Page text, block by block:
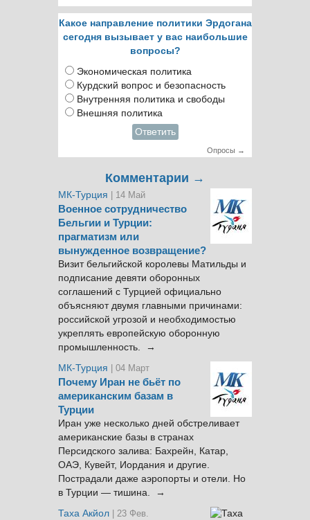
Какое направление политики Эрдогана
сегодня вызывает у вас наибольшие
вопросы?
Экономическая политика
Курдский вопрос и безопасность
Внутренняя политика и свободы
Внешняя политика
Ответить
Опросы →
Комментарии →
МК-Турция | 14 Май
Военное сотрудничество
Бельгии и Турции:
прагматизм или
вынужденное возвращение?
Визит бельгийской королевы Матильды и
подписание девяти оборонных
соглашений с Турцией официально
объясняют двумя главными причинами:
российской угрозой и необходимостью
укреплять европейскую оборонную
промышленность. →
МК-Турция
| 04 Март
Почему Иран не бьёт по
американским базам в
Турции
Иран уже несколько дней обстреливает
американские базы в странах
Персидского залива: Бахрейн, Катар,
ОАЭ, Кувейт, Иордания и другие.
Пострадали даже аэропорты и отели. Но
в Турции — тишина. →
Таха Акйол | 23 Фев.